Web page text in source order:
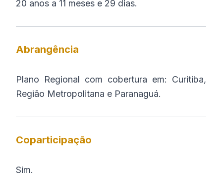
20 anos a 11 meses e 29 dias.
Abrangência
Plano Regional com cobertura em: Curitiba,
Região Metropolitana e Paranaguá.
Coparticipação
Sim.